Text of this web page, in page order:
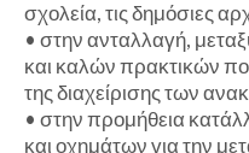
σχολεία, τις δημόσιες
• στην ανταλλαγή,
και καλών πρακτικών
της διαχείρισης των
• στην προμήθεια
και οχημάτων για την